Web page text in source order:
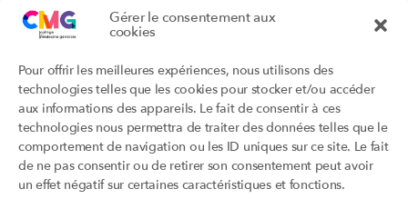
Gérer le consentement aux
cookies
Pour offrir les meilleures expériences, nous utilisons des
technologies telles que les cookies pour stocker et/ou accéder
aux informations des appareils. Le fait de consentir à ces
technologies nous permettra de traiter des données telles que le
comportement de navigation ou les ID uniques sur ce site. Le fait
de ne pas consentir ou de retirer son consentement peut avoir
un effet négatif sur certaines caractéristiques et fonctions.
Orientations prioritaires
Productions
Productions du Collège
Productions des structures
adhérentes
Labellisation
Addictions et médecine générale
Et si c’était une maladie rare ?
Portails
Annuaire DU/DIU
Archimede.fr
Ebmfrance.net
Toutes les recos
Certificats-absurdes.fr
la contraception dite masculine